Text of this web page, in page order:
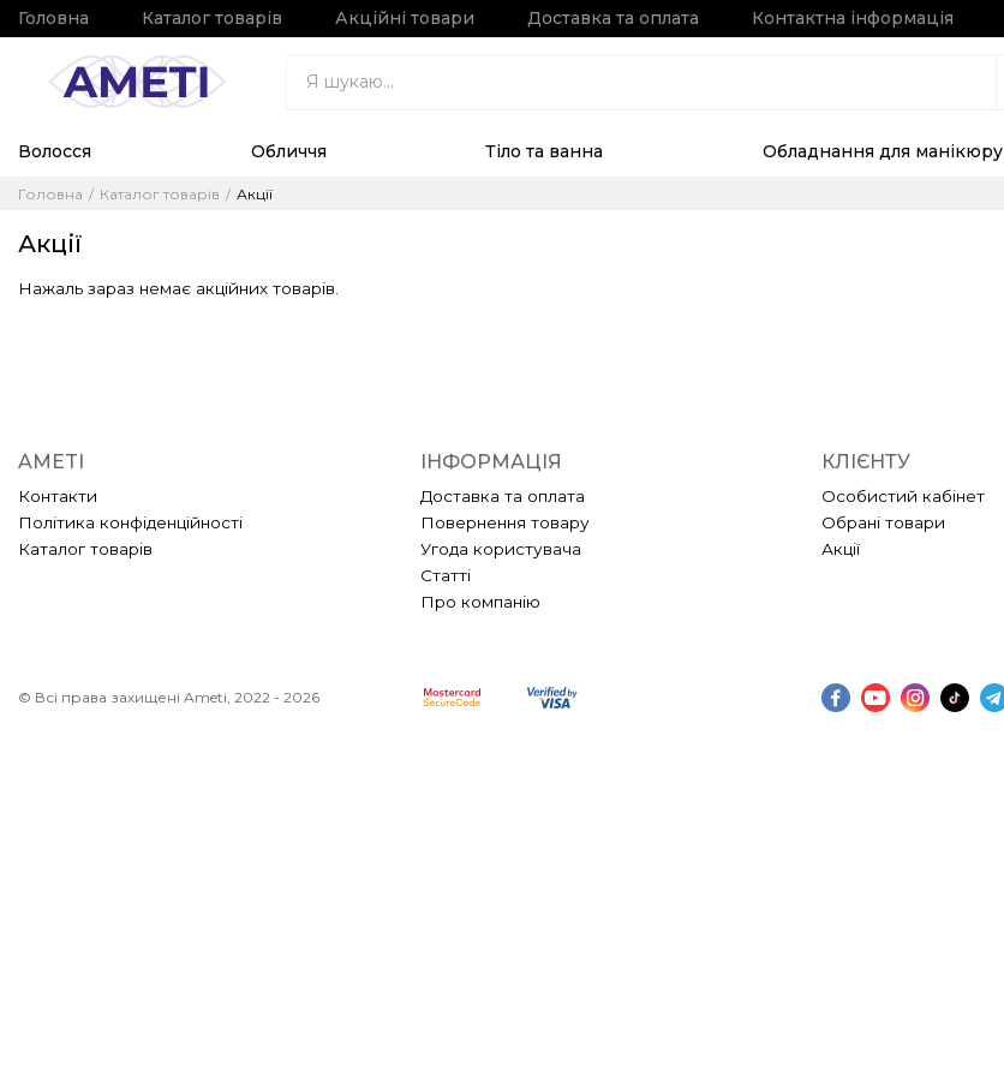
Головна Каталог товарів Акційні товари Доставка та оплата Контактна інформація
Волосся Обличчя Тіло та ванна Обладнання для манікюру
Головна Каталог товарів Акції
Акції
Нажаль зараз немає акційних товарів.
AMETI
Контакти
Політика конфіденційності
Каталог товарів
ІНФОРМАЦІЯ
Доставка та оплата
Повернення товару
Угода користувача
Статті
Про компанію
КЛІЄНТУ
Особистий кабінет
Обрані товари
Акції
© Всі права захищені Ameti, 2022 - 2026